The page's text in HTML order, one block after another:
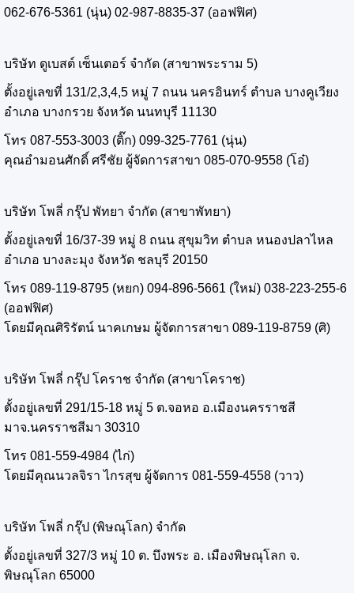
062-676-5361 (นุ่น) 02-987-8835-37 (ออฟฟิศ)
บริษัท ดูเบสต์ เซ็นเตอร์ จำกัด (สาขาพระราม 5)
ตั้งอยู่เลขที่ 131/2,3,4,5 หมู่ 7 ถนน นครอินทร์ ตำบล บางคูเวียง
อำเภอ บางกรวย จังหวัด นนทบุรี 11130
โทร 087-553-3003 (ติ๊ก) 099-325-7761 (นุ่น)
คุณอำมอนศักดิ์ ศรีชัย ผู้จัดการสาขา 085-070-9558 (โอ๋)
บริษัท โพลี่ กรุ๊ป พัทยา จำกัด (สาขาพัทยา)
ตั้งอยู่เลขที่ 16/37-39 หมู่ 8 ถนน สุขุมวิท ตำบล หนองปลาไหล
อำเภอ บางละมุง จังหวัด ชลบุรี 20150
โทร 089-119-8795 (หยก) 094-896-5661 (ใหม่) 038-223-255-6
(ออฟฟิศ)
โดยมีคุณศิริรัตน์ นาคเกษม ผู้จัดการสาขา 089-119-8759 (ศิ)
บริษัท โพลี่ กรุ๊ป โคราช จำกัด (สาขาโคราช)
ตั้งอยู่เลขที่ 291/15-18 หมู่ 5 ต.จอหอ อ.เมืองนครราชสี
มาจ.นครราชสีมา 30310
โทร 081-559-4984 (ไก่)
โดยมีคุณนวลจิรา ไกรสุข ผู้จัดการ 081-559-4558 (วาว)
บริษัท โพลี่ กรุ๊ป (พิษณุโลก) จำกัด
ตั้งอยู่เลขที่ 327/3 หมู่ 10 ต. บึงพระ อ. เมืองพิษณุโลก จ.
พิษณุโลก 65000